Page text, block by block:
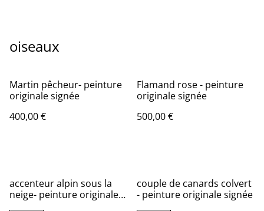
oiseaux
Martin pêcheur- peinture
originale signée
400,00 €
Flamand rose - peinture
originale signée
500,00 €
accenteur alpin sous la
neige- peinture originale
couple de canards colvert
- peinture originale signée